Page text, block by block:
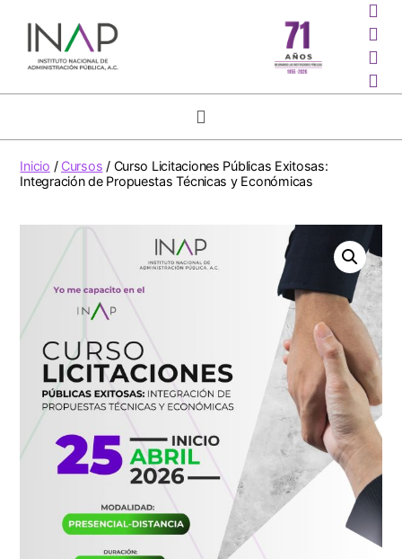
Inicio / Cursos / Curso Licitaciones Públicas Exitosas:
Integración de Propuestas Técnicas y Económicas